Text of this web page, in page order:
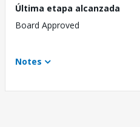
Última etapa alcanzada
Board Approved
Notes